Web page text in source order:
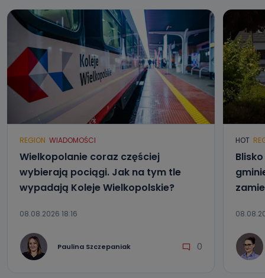
REGION WIADOMOŚCI
Wielkopolanie coraz częściej
wybierają pociągi. Jak na tym tle
wypadają Koleje Wielkopolskie?
08.08.2026 18:16
Paulina Szczepaniak 0
HOT